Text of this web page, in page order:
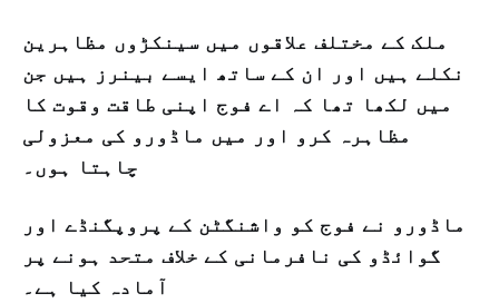
ملک کے مختلف علاقوں میں سینکڑوں مظاہرین
نکلے ہیں اور ان کے ساتھ ایسے بینرز ہیں جن
میں لکھا تھا کہ اے فوج اپنی طاقت وقوت کا
مظاہرہ کرو اور میں ماڈورو کی معزولی
چاہتا ہوں۔
ماڈورو نے فوج کو واشنگٹن کے پروپگنڈے اور
گوائڈو کی نافرمانی کے خلاف متحد ہونے پر
آمادہ کیا ہے۔